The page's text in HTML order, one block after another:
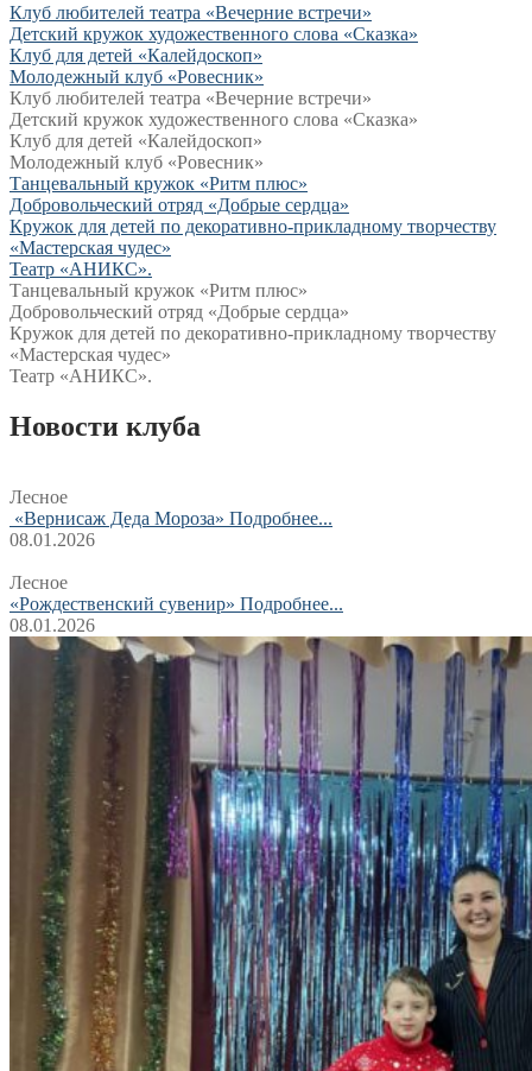
Клуб любителей театра «Вечерние встречи»
Детский кружок художественного слова «Сказка»
Клуб для детей «Калейдоскоп»
Молодежный клуб «Ровесник»
Клуб любителей театра «Вечерние встречи»
Детский кружок художественного слова «Сказка»
Клуб для детей «Калейдоскоп»
Молодежный клуб «Ровесник»
Танцевальный кружок «Ритм плюс»
Добровольческий отряд «Добрые сердца»
Кружок для детей по декоративно-прикладному творчеству
«Мастерская чудес»
Театр «АНИКС».
Танцевальный кружок «Ритм плюс»
Добровольческий отряд «Добрые сердца»
Кружок для детей по декоративно-прикладному творчеству
«Мастерская чудес»
Театр «АНИКС».
Новости клуба
Лесное
«Вернисаж Деда Мороза» Подробнее...
08.01.2026
Лесное
«Рождественский сувенир» Подробнее...
08.01.2026